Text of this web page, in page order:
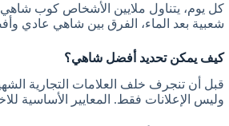
كل يوم، يتناول ملايين الأشخاص كوب
شعبية بعد الماء، الفرق بين شاهي عادي
كيف يمكن تحديد أفضل شاهي؟
قبل أن تنجرف خلف العلامات التجارية
وليس الإعلانات فقط. المعايير الأساسية